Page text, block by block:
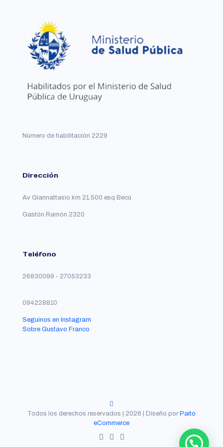
en
producto
Número de habilitación 2229
Dirección
Av Giannattasio km 21.500 esq Becú
Gastón Ramón 2320
Teléfono
26830099 - 27053233
094228810
Seguinos en Instagram
Sobre Gustavo Franco
Todos los derechos reservados | 2026 | Diseño por Paito
eCommerce